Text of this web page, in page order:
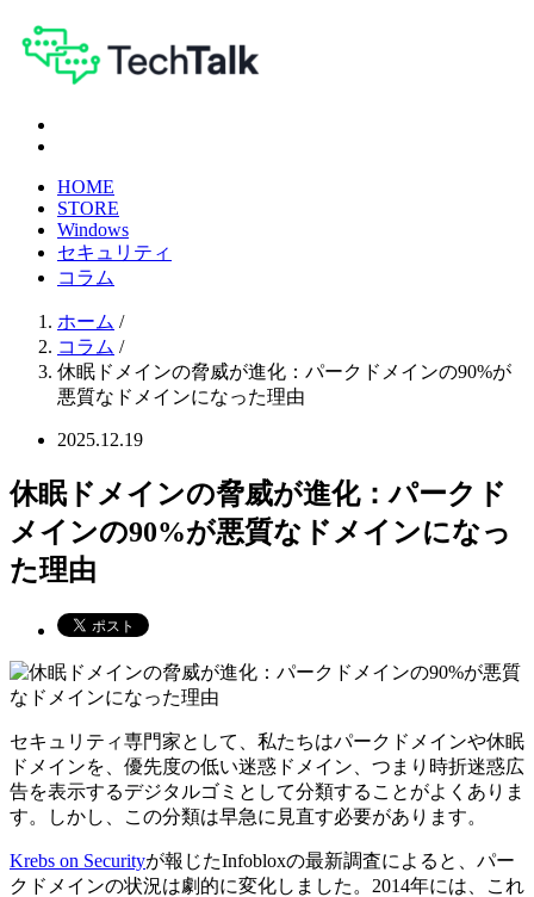
HOME
STORE
Windows
セキュリティ
コラム
ホーム /
コラム /
休眠ドメインの脅威が進化：パークドメインの90%が
悪質なドメインになった理由
2025.12.19
休眠ドメインの脅威が進化：パークド
メインの90%が悪質なドメインになっ
た理由
セキュリティ専門家として、私たちはパークドメインや休眠
ドメインを、優先度の低い迷惑ドメイン、つまり時折迷惑広
告を表示するデジタルゴミとして分類することがよくありま
す。しかし、この分類は早急に見直す必要があります。
Krebs on Securityが報じたInfobloxの最新調査によると、パー
クドメインの状況は劇的に変化しました。2014年には、これ